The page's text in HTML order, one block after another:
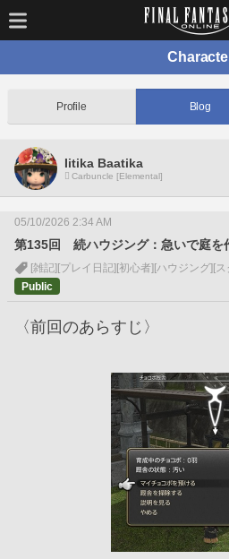
Profile Blog
Iitika Baatika
Carbuncle [Elemental]
05/10/2026 2:34 AM
第135回 続ハウジング：急いで庭を
[雑記] [プレイ日記] [初心者] [ハウジング] [
Public
〈前回のあらすじ〉